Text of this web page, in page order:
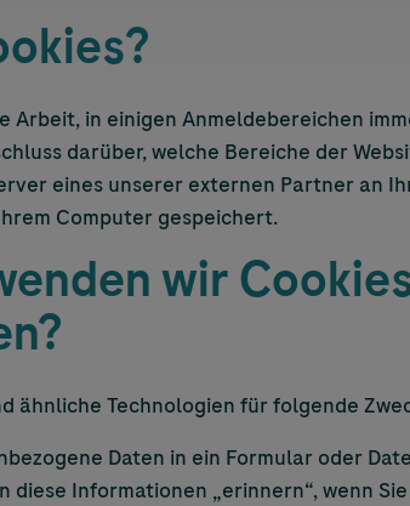
Arbeit, in einigen Anmeldebereichen
darüber, welche Bereiche der
eines unserer externen Partner an
Computer gespeichert.
wir
ähnliche Technologien für folgende
Daten in ein Formular oder
diese Informationen „erinnern“, wenn